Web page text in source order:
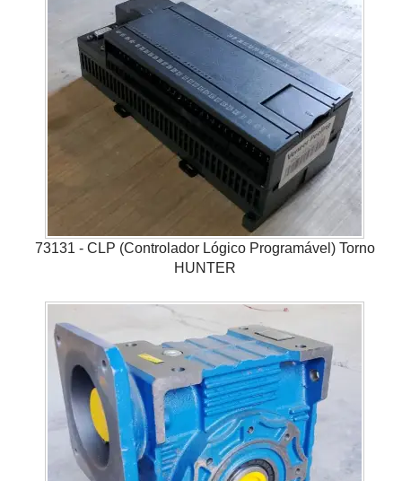
73131 - CLP (Controlador Lógico Programável) Torno
HUNTER